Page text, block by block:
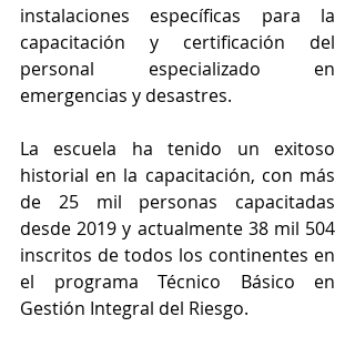
instalaciones específicas para la
capacitación y certificación del
personal especializado en
emergencias y desastres.
La escuela ha tenido un exitoso
historial en la capacitación, con más
de 25 mil personas capacitadas
desde 2019 y actualmente 38 mil 504
inscritos de todos los continentes en
el programa Técnico Básico en
Gestión Integral del Riesgo.